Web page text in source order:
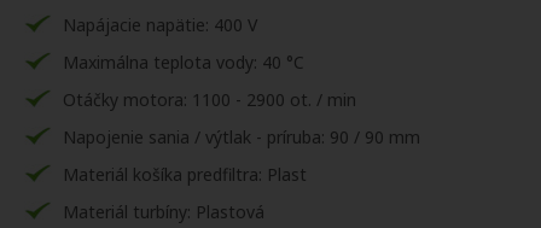
Napájacie napätie: 400 V
Maximálna teplota vody: 40 °C
Otáčky motora: 1100 - 2900 ot. / min
Napojenie sania / výtlak - príruba: 90 / 90 mm
Materiál košíka predfiltra: Plast
Materiál turbíny: Plastová